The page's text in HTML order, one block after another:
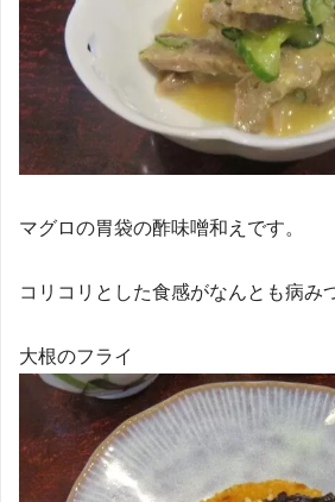
マグロの胃袋の酢味噌和えです。
コリコリとした食感がなんとも病み
大根のフライ